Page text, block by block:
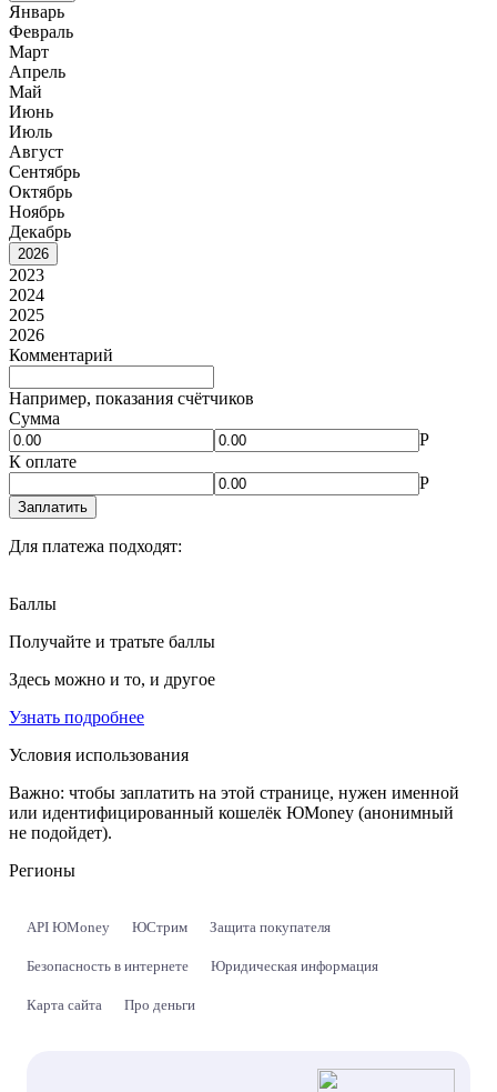
Январь
Февраль
Март
Апрель
Май
Июнь
Июль
Август
Сентябрь
Октябрь
Ноябрь
Декабрь
2026
2023
2024
2025
2026
Комментарий
Например, показания счётчиков
Сумма
Р
К оплате
Р
Заплатить
Для платежа подходят:
Баллы
Получайте и тратьте баллы
Здесь можно и то, и другое
Узнать подробнее
Условия использования
Важно: чтобы заплатить на этой странице, нужен именной
или идентифицированный кошелёк ЮMoney (анонимный
не подойдет).
Регионы
API ЮMoney ЮСтрим Защита покупателя
Безопасность в интернете Юридическая информация
Карта сайта Про деньги